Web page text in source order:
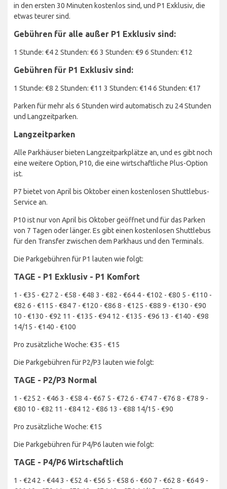
in den ersten 30 Minuten kostenlos sind, und P1 Exklusiv, die
etwas teurer sind.
Gebühren für alle außer P1 Exklusiv sind:
1 Stunde: €4 2 Stunden: €6 3 Stunden: €9 6 Stunden: €12
Gebühren für P1 Exklusiv sind:
1 Stunde: €8 2 Stunden: €11 3 Stunden: €14 6 Stunden: €17
Parken für mehr als 6 Stunden wird automatisch zu 24 Stunden
und Langzeitparken.
Langzeitparken
Alle Parkhäuser bieten Langzeitparkplätze an, und es gibt noch
eine weitere Option, P10, die eine wirtschaftliche Plus-Option
ist.
P7 bietet von April bis Oktober einen kostenlosen Shuttlebus-
Service an.
P10 ist nur von April bis Oktober geöffnet und für das Parken
von 7 Tagen oder länger. Es gibt einen kostenlosen Shuttlebus
für den Transfer zwischen dem Parkhaus und den Terminals.
Die Parkgebühren für P1 lauten wie folgt:
TAGE - P1 Exklusiv - P1 Komfort
1 - €35 - €27 2 - €58 - €48 3 - €82 - €64 4 - €102 - €80 5 - €110 -
€82 6 - €115 - €84 7 - €120 - €86 8 - €125 - €88 9 - €130 - €90
10 - €130 - €92 11 - €135 - €94 12 - €135 - €96 13 - €140 - €98
14/15 - €140 - €100
Pro zusätzliche Woche: €35 - €15
Die Parkgebühren für P2/P3 lauten wie folgt:
TAGE - P2/P3 Normal
1 - €25 2 - €46 3 - €58 4 - €67 5 - €72 6 - €74 7 - €76 8 - €78 9 -
€80 10 - €82 11 - €84 12 - €86 13 - €88 14/15 - €90
Pro zusätzliche Woche: €15
Die Parkgebühren für P4/P6 lauten wie folgt:
TAGE - P4/P6 Wirtschaftlich
1 - €24 2 - €44 3 - €52 4 - €56 5 - €58 6 - €60 7 - €62 8 - €64 9 -